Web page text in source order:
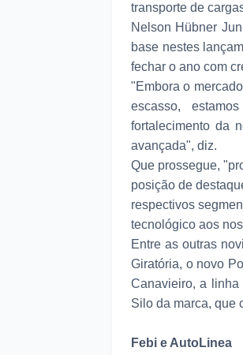
transporte de
Nelson Hübner
base nestes
fechar o ano com
"Embora o
escasso,
fortalecimento da
avançada", diz.
Que prossegue,
posição de
respectivos
tecnológico aos
Entre as outras
Giratória, o novo
Canavieiro, a linha
Silo da marca, que
Febi e AutoLinea